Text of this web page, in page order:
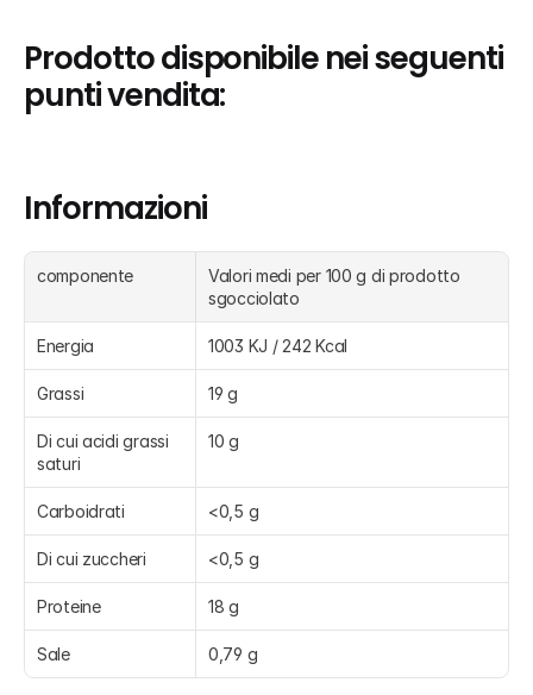
Prodotto disponibile nei seguenti
punti vendita:
Informazioni
componente
Valori medi per 100 g di prodotto
sgocciolato
Energia 1003 KJ / 242 Kcal
Grassi 19 g
Di cui acidi grassi
saturi
10 g
Carboidrati <0,5 g
Di cui zuccheri <0,5 g
Proteine 18 g
Sale 0,79 g